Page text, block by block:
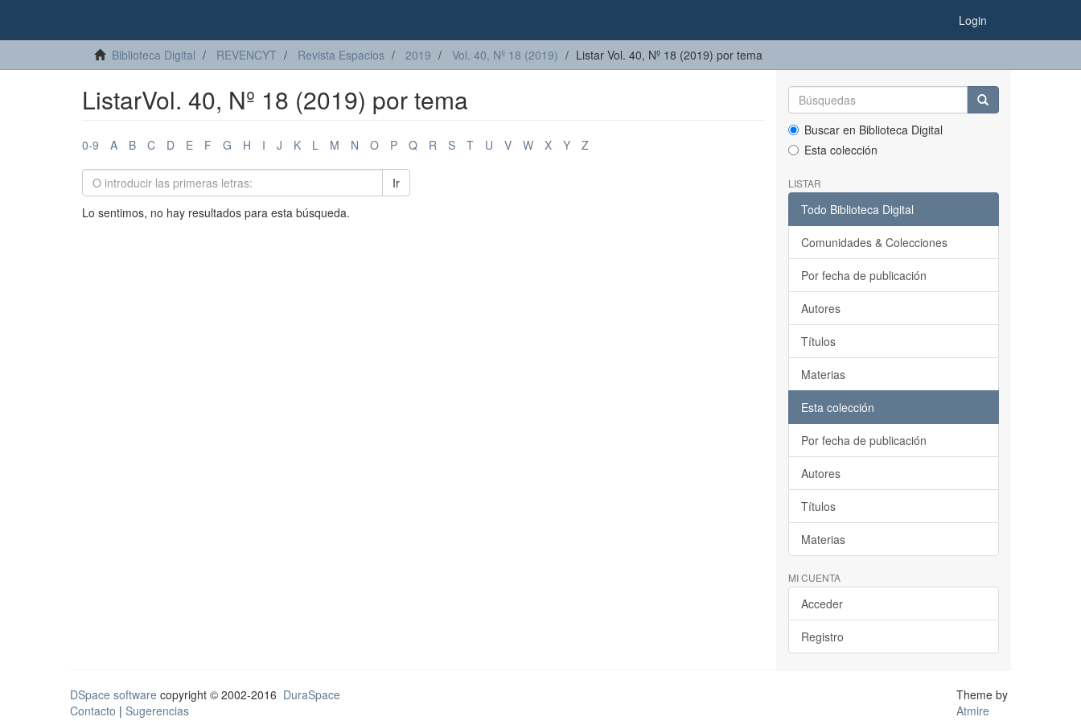
Login
Biblioteca Digital REVENCYT Revista Espacios 2019 Vol. 40, Nº 18 (2019) Listar Vol. 40, Nº 18 (2019) por tema
ListarVol. 40, Nº 18 (2019) por tema
0-9 A B C D E F G H I J K L M N O P Q R S T U V W X Y Z
Ir
Lo sentimos, no hay resultados para esta búsqueda.
Buscar en Biblioteca Digital
Esta colección
LISTAR
Todo Biblioteca Digital
Comunidades & Colecciones
Por fecha de publicación
Autores
Títulos
Materias
Esta colección
Por fecha de publicación
Autores
Títulos
Materias
MI CUENTA
Acceder
Registro
DSpace software copyright © 2002-2016 DuraSpace
Contacto | Sugerencias
Theme by
Atmire